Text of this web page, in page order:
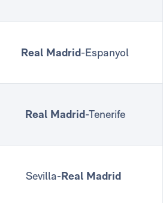
Real Madrid-Espanyol
Real Madrid-Tenerife
Sevilla-Real Madrid